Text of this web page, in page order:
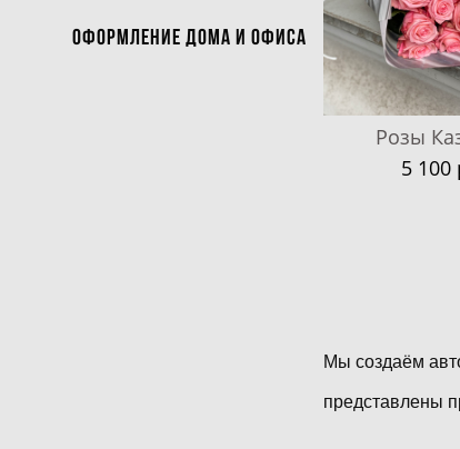
Оформление дома и офиса
Розы
5 100
Мы создаём
представлены